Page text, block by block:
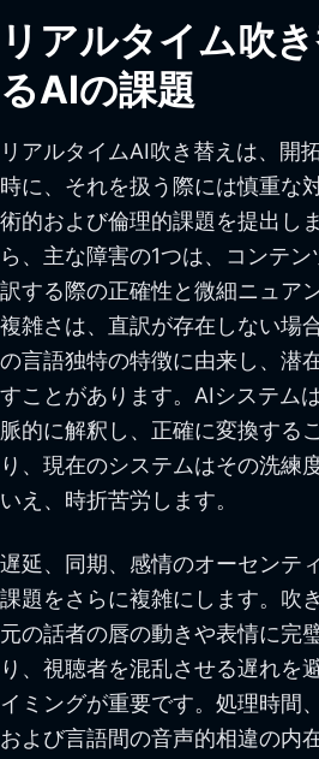
リアルタイム吹
るAIの課題
リアルタイムAI吹き替えは、開
時に、それを扱う際には慎重な
術的および倫理的課題を提出し
ら、主な障害の1つは、コンテ
訳する際の正確性と微細ニュア
複雑さは、直訳が存在しない場
の言語独特の特徴に由来し、潜
すことがあります。AIシステム
脈的に解釈し、正確に変換する
り、現在のシステムはその洗練
いえ、時折苦労します。
遅延、同期、感情のオーセンテ
課題をさらに複雑にします。吹
元の話者の唇の動きや表情に完
り、視聴者を混乱させる遅れを
イミングが重要です。処理時間
および言語間の音声的相違の内